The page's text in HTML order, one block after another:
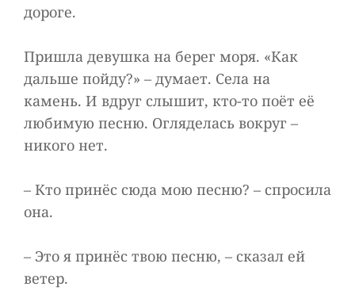
дороге.
Пришла девушка на берег моря. «Как
дальше пойду?» – думает. Села на
камень. И вдруг слышит, кто-то поёт её
любимую песню. Огляделась вокруг –
никого нет.
– Кто принёс сюда мою песню? – спросила
она.
– Это я принёс твою песню, – сказал ей
ветер.